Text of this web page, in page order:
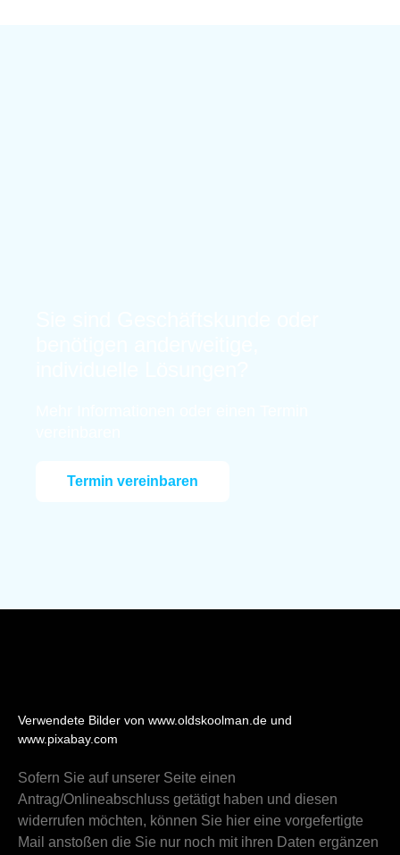
Termin vereinbaren
Verwendete Bilder von www.oldskoolman.de und
www.pixabay.com
Sofern Sie auf unserer Seite einen
Antrag/Onlineabschluss getätigt haben und diesen
widerrufen möchten, können Sie hier eine vorgefertigte
Mail anstoßen die Sie nur noch mit ihren Daten ergänzen